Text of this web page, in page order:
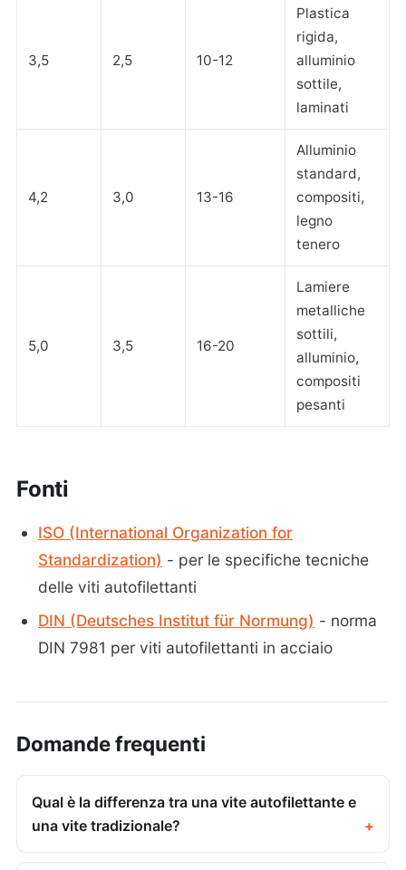
3,5 2,5 10-12
Plastica
rigida,
alluminio
sottile,
laminati
4,2 3,0 13-16
Alluminio
standard,
compositi,
legno
tenero
5,0 3,5 16-20
Lamiere
metalliche
sottili,
alluminio,
compositi
pesanti
Fonti
ISO (International Organization for
Standardization) - per le specifiche tecniche
delle viti autofilettanti
DIN (Deutsches Institut für Normung) - norma
DIN 7981 per viti autofilettanti in acciaio
Domande frequenti
Qual è la differenza tra una vite autofilettante e
una vite tradizionale?